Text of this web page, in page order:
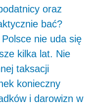
oraz
bać?
nie uda się
kilka lat. Nie
taksacji
konieczny
i darowizn w